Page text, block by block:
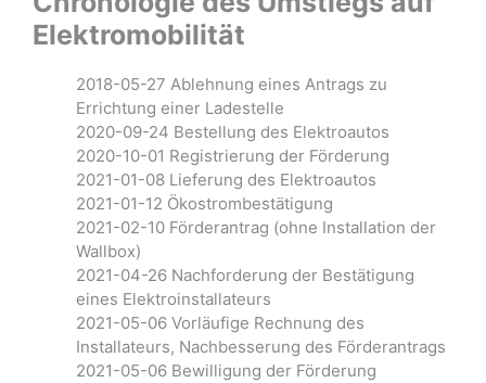
Elektromobilität
2018-05-27 Ablehnung eines Antrags zu
Errichtung einer Ladestelle
2020-09-24 Bestellung des Elektroautos
2020-10-01 Registrierung der Förderung
2021-01-08 Lieferung des Elektroautos
2021-01-12 Ökostrombestätigung
2021-02-10 Förderantrag (ohne Installation der
Wallbox)
2021-04-26 Nachforderung der Bestätigung
eines Elektroinstallateurs
2021-05-06 Vorläufige Rechnung des
Installateurs, Nachbesserung des Förderantrags
2021-05-06 Bewilligung der Förderung